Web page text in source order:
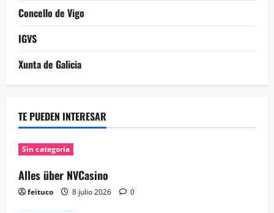
Concello de Vigo
IGVS
Xunta de Galicia
TE PUEDEN INTERESAR
Sin categoría
Alles über NVCasino
feituco 8 julio 2026 0